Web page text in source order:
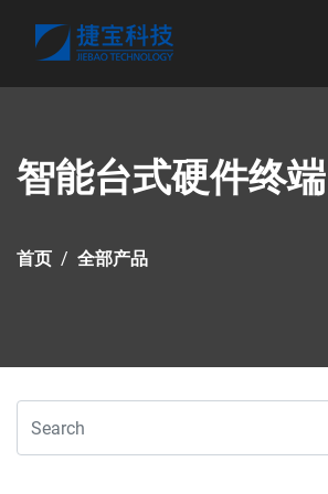
智能台式硬件终端
首页 全部产品